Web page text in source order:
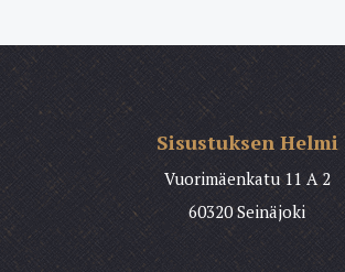
Sisustuksen Helmi
Vuorimäenkatu 11 A 2
60320 Seinäjoki